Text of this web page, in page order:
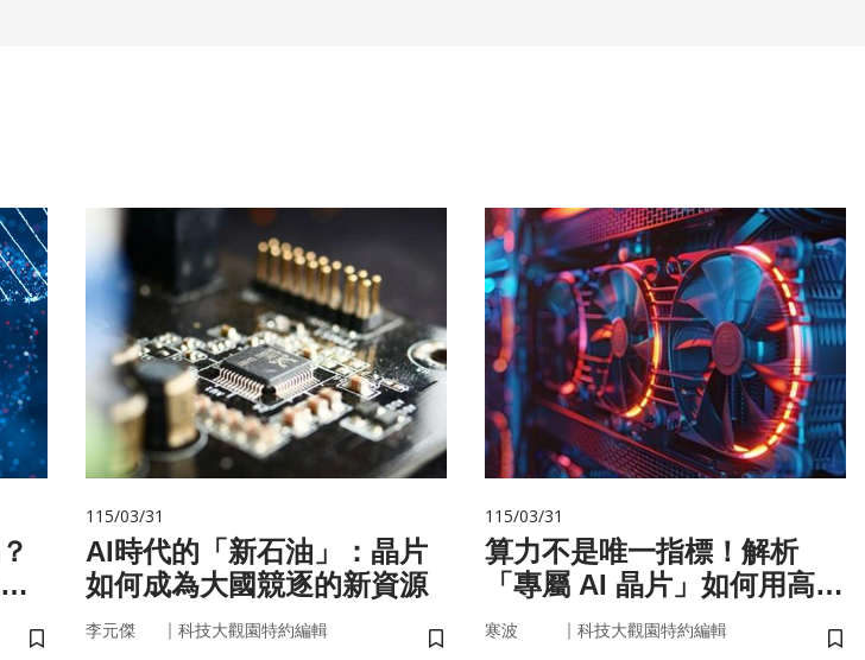
儲存書籤
115/03/31
AI時代的「新石油」：晶片
如何成為大國競逐的新資源
李元傑 ｜ 科技大觀園特約編輯
儲存書籤
115/03/31
算力不是唯一指標！解析
「專屬 AI 晶片」如何用高效
率驅動未來
寒波 ｜ 科技大觀園特約編輯
儲